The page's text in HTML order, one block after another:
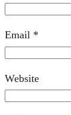
Email *
Website